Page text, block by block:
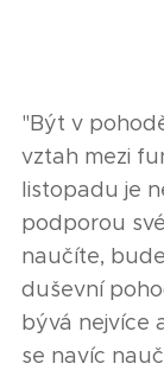
"Být v
vztah mezi
listopadu je
podporou
naučíte,
duševní
bývá nejvíce
se navíc